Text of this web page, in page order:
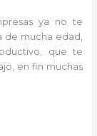
ya no te
de mucha edad,
que te
en fin muchas